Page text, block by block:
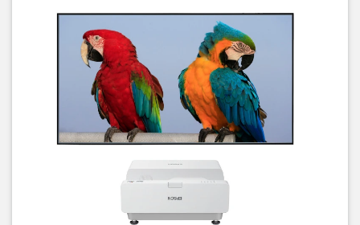
Chất liệu vải màn Ultra Pet Crystal Fabric
Khung làm bằng hợp kim nhôm
Trung Quốc
12 tháng